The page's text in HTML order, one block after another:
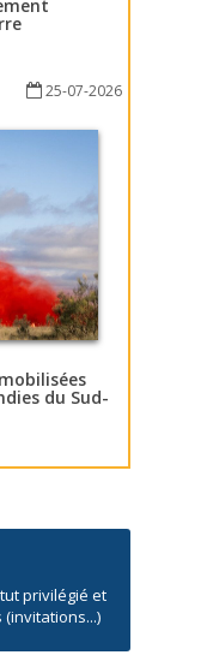
25-07-2026
du Sud-
privilégié et